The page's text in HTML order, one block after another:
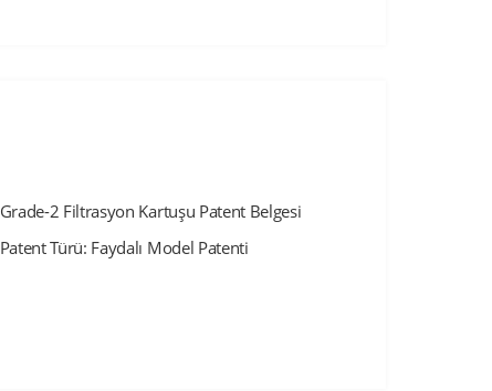
Grade-2 Filtrasyon Kartuşu Patent Belgesi
Patent Türü: Faydalı Model Patenti